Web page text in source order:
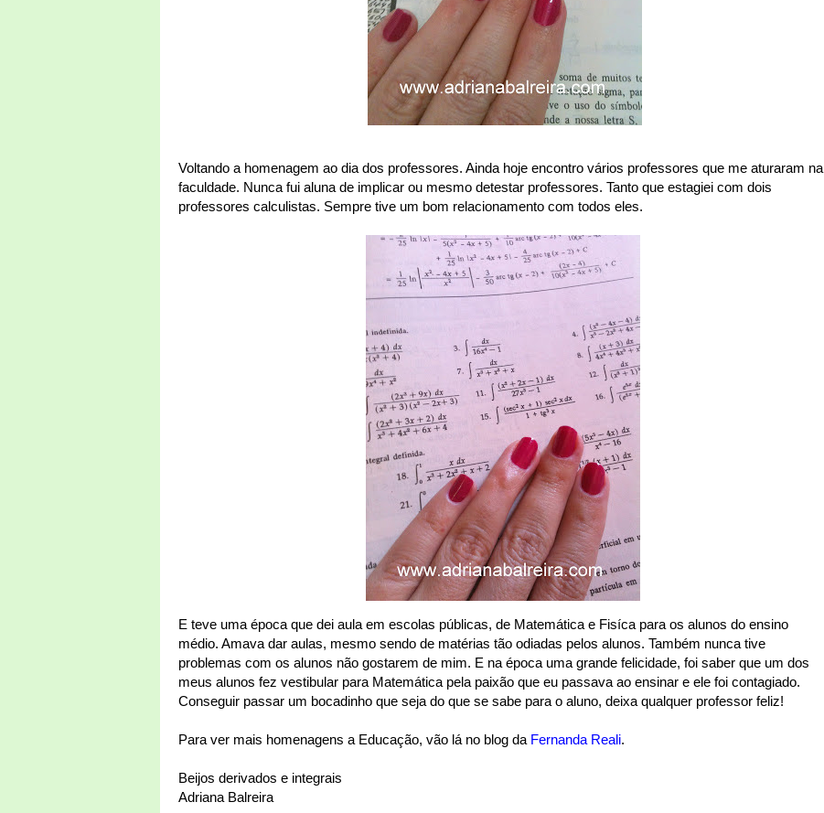
Voltando a homenagem ao dia dos professores. Ainda hoje encontro vários professores que me aturaram na
faculdade. Nunca fui aluna de implicar ou mesmo detestar professores. Tanto que estagiei com dois
professores calculistas. Sempre tive um bom relacionamento com todos eles.
E teve uma época que dei aula em escolas públicas, de Matemática e Fisíca para os alunos do ensino
médio. Amava dar aulas, mesmo sendo de matérias tão odiadas pelos alunos. Também nunca tive
problemas com os alunos não gostarem de mim. E na época uma grande felicidade, foi saber que um dos
meus alunos fez vestibular para Matemática pela paixão que eu passava ao ensinar e ele foi contagiado.
Conseguir passar um bocadinho que seja do que se sabe para o aluno, deixa qualquer professor feliz!
Para ver mais homenagens a Educação, vão lá no blog da Fernanda Reali.
Beijos derivados e integrais
Adriana Balreira